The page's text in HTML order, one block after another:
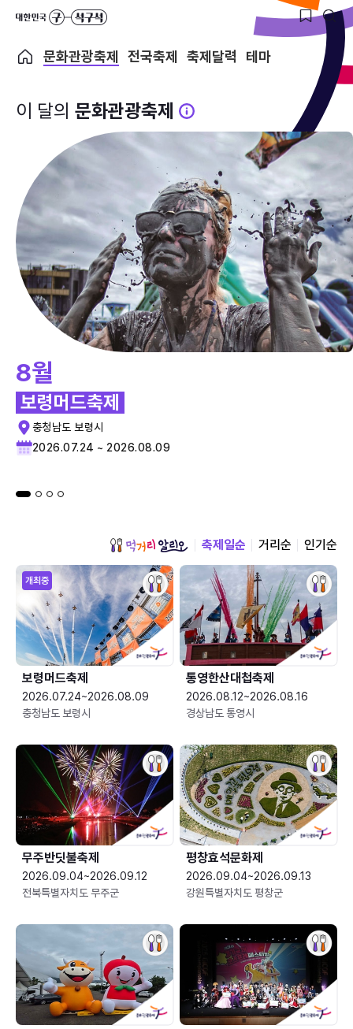
문화관광축제 전국축제 축제달력 테마
이 달의 문화관광축제
8월
보령머드축제
충청남도 보령시
2026.07.24 ~ 2026.08.09
축제일순 거리순 인기순
개최중
보령머드축제
2026.07.24~2026.08.09
충청남도 보령시
통영한산대첩축제
2026.08.12~2026.08.16
경상남도 통영시
무주반딧불축제
2026.09.04~2026.09.12
전북특별자치도 무주군
평창효석문화제
2026.09.04~2026.09.13
강원특별자치도 평창군